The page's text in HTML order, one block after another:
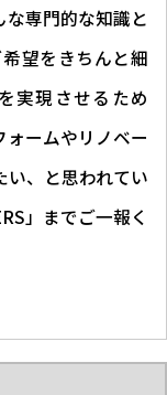
な専門的な知識と
望をきちんと細
実現させるため
ームやリノベー
い、と思われてい
」までご一報く